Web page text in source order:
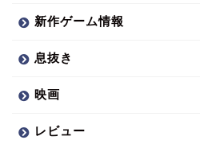
新作ゲーム情報
息抜き
映画
レビュー